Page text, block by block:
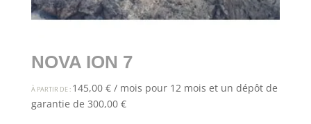
NOVA ION 7
À PARTIR DE : 145,00 € / mois pour 12 mois et un dépôt de
garantie de 300,00 €